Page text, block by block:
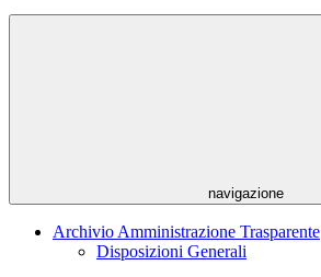
navigazione
Archivio Amministrazione Trasparente
Disposizioni Generali